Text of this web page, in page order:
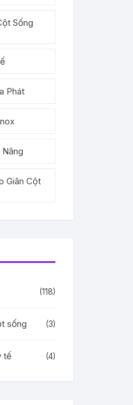
Sống
Phát
Giãn Cột
(118)
sống (3)
tế (4)